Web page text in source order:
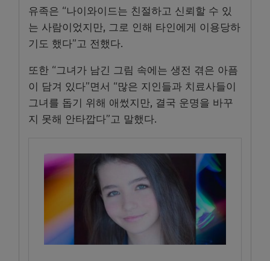
유족은 “나이와이드는 친절하고 신뢰할 수 있
는 사람이었지만, 그로 인해 타인에게 이용당하
기도 했다”고 전했다.
또한 “그녀가 남긴 그림 속에는 생전 겪은 아픔
이 담겨 있다”면서 “많은 지인들과 치료사들이
그녀를 돕기 위해 애썼지만, 결국 운명을 바꾸
지 못해 안타깝다”고 말했다.